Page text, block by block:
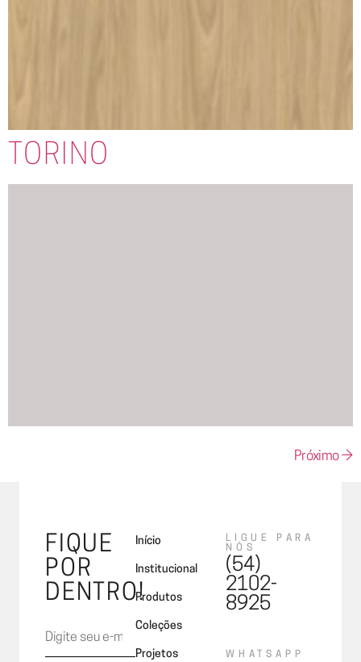
TORINO
Próximo→
FIQUE
POR
DENTRO!
Início
Institucional
Produtos
Coleções
Projetos
LIGUE PARA
NÓS
(54)
2102-
8925
WHATSAPP